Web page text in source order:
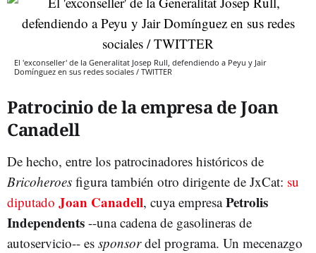
El 'exconseller' de la Generalitat Josep Rull, defendiendo a Peyu y Jair
Domínguez en sus redes sociales / TWITTER
Patrocinio de la empresa de Joan
Canadell
De hecho, entre los patrocinadores históricos de
Bricoheroes figura también otro dirigente de JxCat: su
diputado Joan Canadell, cuya empresaPetrolis
Independents --una cadena de gasolineras de
autoservicio-- es sponsordel programa. Un mecenazgo